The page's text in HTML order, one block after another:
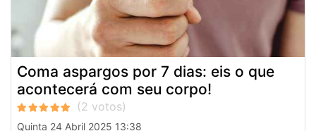
Coma aspargos por 7 dias: eis o que
acontecerá com seu corpo!
Quinta 24 Abril 2025 13:38